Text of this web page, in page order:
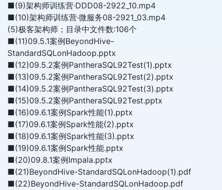
■(9)架构师训练营·DDD08-2922_10.mp4
■(10)架构师训练营·微服务08-2921_03.mp4
(5)极客架构师；目录中文件数:106个
■(11)09.5.1案例BeyondHive-
StandardSQLonHadoop.pptx
■(12)09.5.2案例PantheraSQL92Test(1).pptx
■(13)09.5.2案例PantheraSQL92Test(2).pptx
■(14)09.5.2案例PantheraSQL92Test(3).pptx
■(15)09.5.2案例PantheraSQL92Test.pptx
■(16)09.6.1案例Spark性能(1).pptx
■(17)09.6.1案例Spark性能(2).pptx
■(18)09.6.1案例Spark性能(3).pptx
■(19)09.6.1案例Spark性能.pptx
■(20)09.8.1案例Impala.pptx
■(21)BeyondHive-StandardSQLonHadoop(1).pdf
■(22)BeyondHive-StandardSQLonHadoop.pdf